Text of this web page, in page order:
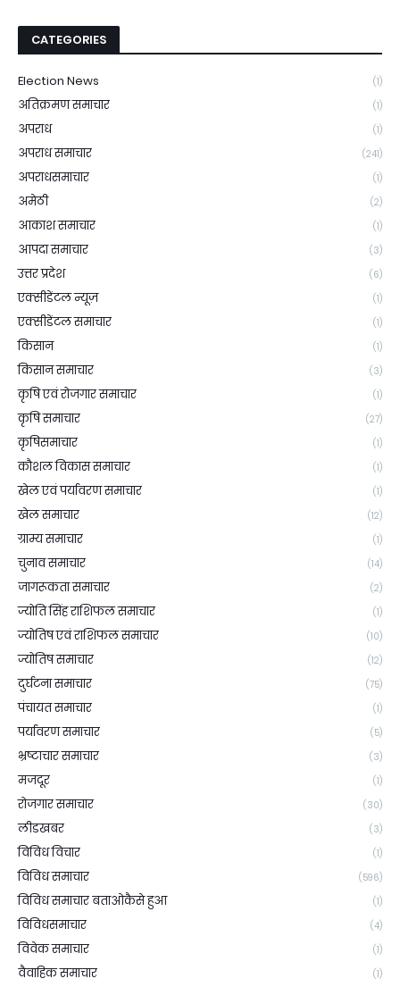
CATEGORIES
Election News (1)
अतिक्रमण समाचार (1)
अपराध (1)
अपराध समाचार (241)
अपराधसमाचार (1)
अमेठी (2)
आकाश समाचार (1)
आपदा समाचार (3)
उत्तर प्रदेश (6)
एक्सीडेंटल न्यूज़ (1)
एक्सीडेंटल समाचार (1)
किसान (1)
किसान समाचार (3)
कृषि एवं रोजगार समाचार (1)
कृषि समाचार (27)
कृषिसमाचार (1)
कौशल विकास समाचार (1)
खेल एवं पर्यावरण समाचार (1)
खेल समाचार (12)
ग्राम्य समाचार (1)
चुनाव समाचार (14)
जागरूकता समाचार (2)
ज्योति सिंह राशिफल समाचार (1)
ज्योतिष एवं राशिफल समाचार (10)
ज्योतिष समाचार (12)
दुर्घटना समाचार (75)
पंचायत समाचार (1)
पर्यावरण समाचार (5)
भ्रष्टाचार समाचार (3)
मजदूर (1)
रोजगार समाचार (30)
लीडखबर (3)
विविध विचार (1)
विविध समाचार (596)
विविध समाचार बताओकैसे हुआ (1)
विविधसमाचार (4)
विवेक समाचार (1)
वैवाहिक समाचार (1)